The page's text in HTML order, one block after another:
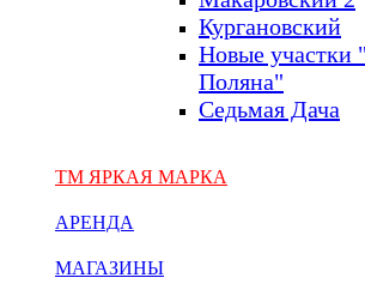
Кургановский
Новые участки
Поляна"
Седьмая Дача
ТМ ЯРКАЯ МАРКА
АРЕНДА
МАГАЗИНЫ